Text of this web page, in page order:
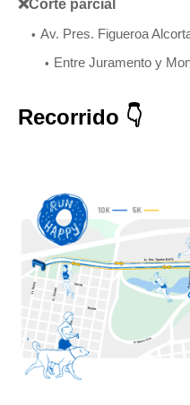
❌Corte parcial
Av. Pres. Figueroa
Entre Juramento y
Recorrido 👇